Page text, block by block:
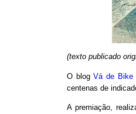
(texto publicado
O blogVá de Bike
centenas de
A premiação,